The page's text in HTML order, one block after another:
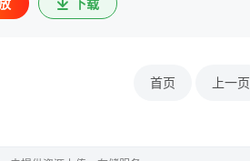
下载
首页 上一页